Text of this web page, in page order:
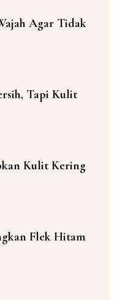
Agar Tidak
Tapi Kulit
Kulit Kering
Flek Hitam